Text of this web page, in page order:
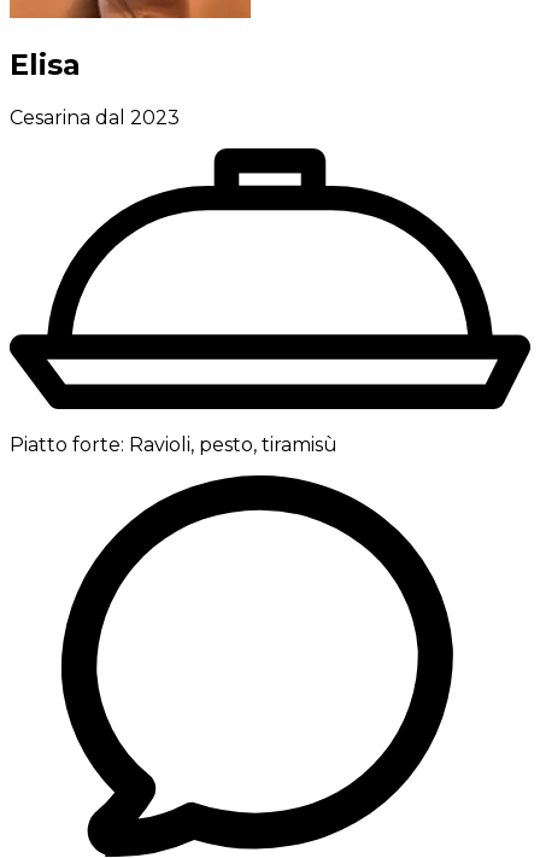
Elisa
Cesarina dal 2023
Piatto forte: Ravioli, pesto, tiramisù